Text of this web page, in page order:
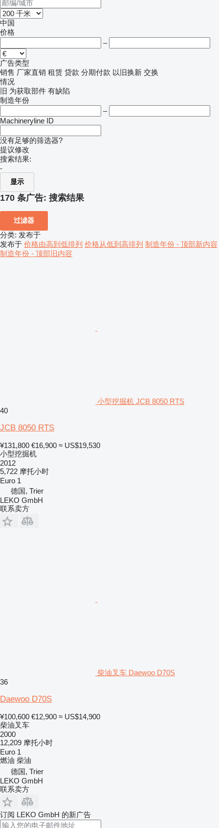
中国
价格
–
广告类型
销售 厂家直销 租赁 贷款 分期付款 以旧换新 交换
情况
旧 为获取部件 有缺陷
制造年份
–
Machineryline ID
没有足够的筛选器?
提议修改
搜索结果:
-
显示
170 条广告: 搜索结果
过滤器
分类: 发布于
发布于 价格由高到低排列 价格从低到高排列 制造年份 - 顶部新内容
制造年份 - 顶部旧内容
小型挖掘机 JCB 8050 RTS
40
JCB 8050 RTS
¥131,800 €16,900 ≈ US$19,530
小型挖掘机
2012
5,722 摩托小时
Euro 1
德国, Trier
LEKO GmbH
联系卖方
柴油叉车 Daewoo D70S
36
Daewoo D70S
¥100,600 €12,900 ≈ US$14,900
柴油叉车
2000
12,209 摩托小时
Euro 1
燃油 柴油
德国, Trier
LEKO GmbH
联系卖方
订阅 LEKO GmbH 的新广告